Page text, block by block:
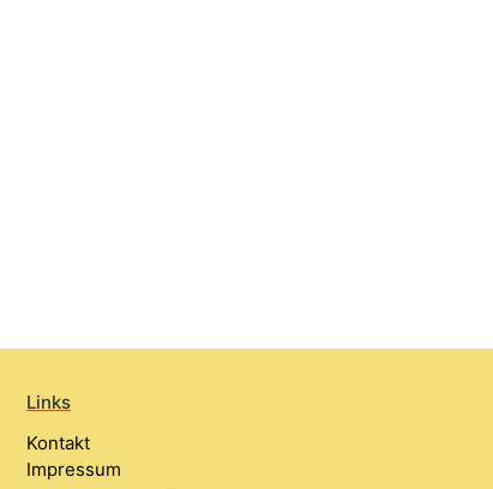
Links
Kontakt
Impressum